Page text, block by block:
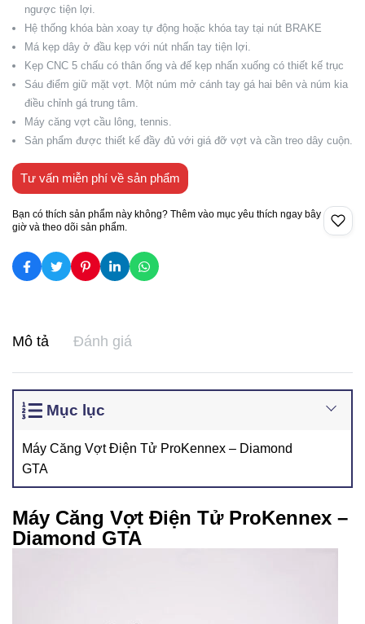
ngược tiện lợi.
Hệ thống khóa bàn xoay tự động hoặc khóa tay tại nút BRAKE
Má kẹp dây ở đầu kẹp với nút nhấn tay tiện lợi.
Kẹp CNC 5 chấu có thân ống và đế kẹp nhấn xuống có thiết kế trục
Sáu điểm giữ mặt vợt. Một núm mở cánh tay gá hai bên và núm kia
điều chỉnh gá trung tâm.
Máy căng vợt cầu lông, tennis.
Sản phẩm được thiết kế đầy đủ với giá đỡ vợt và cần treo dây cuộn.
Tư vấn miễn phí về sản phẩm
Bạn có thích sản phẩm này không? Thêm vào mục yêu thích ngay bây
giờ và theo dõi sản phẩm.
Mô tả Đánh giá
Mục lục
Máy Căng Vợt Điện Tử ProKennex – Diamond
GTA
Máy Căng Vợt Điện Tử ProKennex –
Diamond GTA